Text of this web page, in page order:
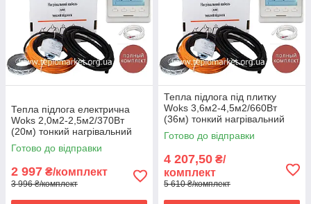
Тепла підлога електрична
Woks 2,0м2-2,5м2/370Вт
(20м) тонкий нагрівальний
кабель під
плитку+терморегулятор E51
Готово до відправки
2 997 ₴/комплект
3 996 ₴/комплект
Тепла підлога під плитку
Woks 3,6м2-4,5м2/660Вт
(36м) тонкий нагрівальний
кабель +терморегулятор E51
Готово до відправки
4 207,50 ₴/
комплект
5 610 ₴/комплект